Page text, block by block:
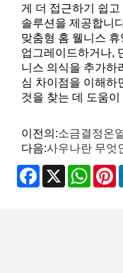
게 더 접근하기 쉽
솔루션을 제공합니
맞춤형 홈 웰니스
업그레이드하거나,
니스 의식을 추가하
심 차이점을 이해하
것을 찾는 데 도움이
이전의:소금결정온
다음:사우나란 무엇
Facebook
X